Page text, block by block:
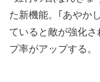
た新機能。｢あやか
ていると敵が強化
プ率がアップする。